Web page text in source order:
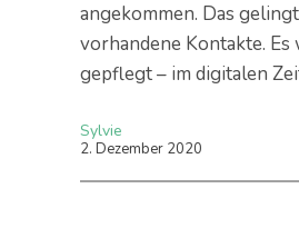
angekommen. Das
vorhandene Kontakte.
gepflegt – im digitalen
Sylvie
2. Dezember 2020